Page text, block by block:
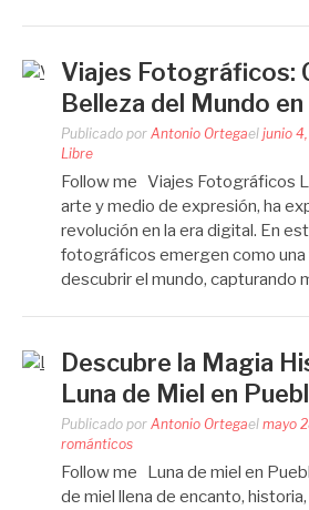
Viajes Fotográficos:
Belleza del Mundo
Publicado por Antonio Ortegael junio
Libre
Follow me Viajes Fotográficos
arte y medio de expresión, ha
revolución en la era digital. En
fotográficos emergen como una
descubrir el mundo, capturando
Descubre la Magia
Luna de Miel en
Publicado por Antonio Ortegael mayo
románticos
Follow me Luna de miel en
de miel llena de encanto,